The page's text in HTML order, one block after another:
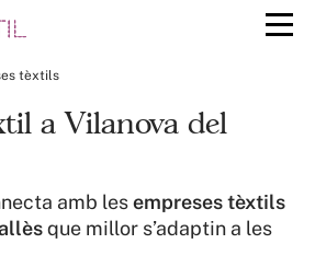
tèxtils
a Vilanova del
amb lesempreses tèxtils
que millor s’adaptin a les